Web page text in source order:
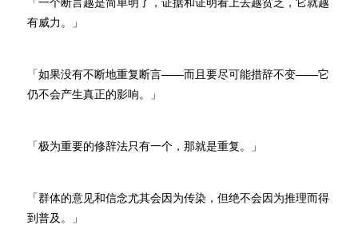
有威力。」
「如果没有不断地重复断言——而且要尽可能措辞不变——它
仍不会产生真正的影响。」
「极为重要的修辞法只有一个，那就是重复。」
「群体的意见和信念尤其会因为传染，但绝不会因为推理而得
到普及。」